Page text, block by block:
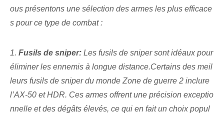
ous présentons une sélection des armes les plus efficace
s pour ce type de combat :
1. Fusils de sniper: Les fusils de sniper sont idéaux pour
éliminer les ennemis à longue distance.Certains des meil
leurs fusils de sniper du monde Zone de guerre 2 inclure‌
l’AX-50 et⁤ HDR. Ces armes offrent une précision exceptio
nnelle et des dégâts élevés, ce qui en fait un choix popul